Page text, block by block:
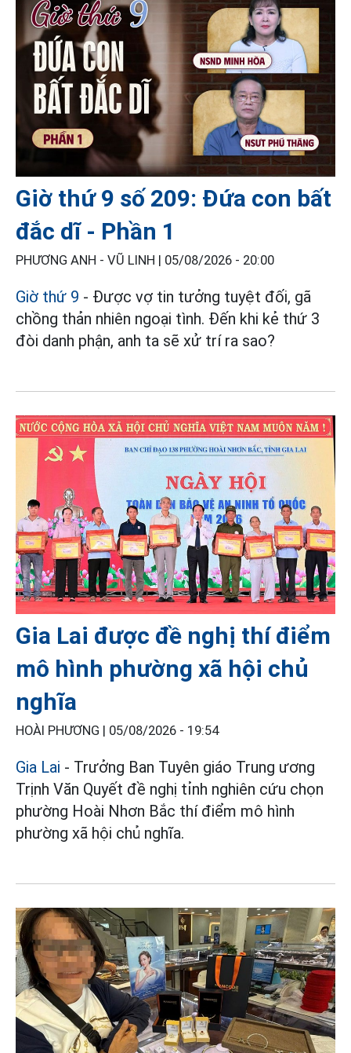
Giờ thứ 9 số 209: Đứa con bất
đắc dĩ - Phần 1
PHƯƠNG ANH - VŨ LINH | 05/08/2026 - 20:00
Giờ thứ 9 - Được vợ tin tưởng tuyệt đối, gã
chồng thản nhiên ngoại tình. Đến khi kẻ thứ 3
đòi danh phận, anh ta sẽ xử trí ra sao?
Gia Lai được đề nghị thí điểm
mô hình phường xã hội chủ
nghĩa
HOÀI PHƯƠNG | 05/08/2026 - 19:54
Gia Lai - Trưởng Ban Tuyên giáo Trung ương
Trịnh Văn Quyết đề nghị tỉnh nghiên cứu chọn
phường Hoài Nhơn Bắc thí điểm mô hình
phường xã hội chủ nghĩa.